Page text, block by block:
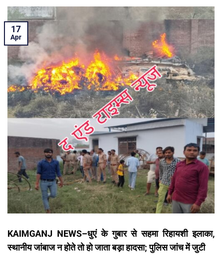
17
Apr
KAIMGANJ NEWS–धुएं के गुबार से सहमा रिहायशी इलाका,
स्थानीय जांबाज न होते तो हो जाता बड़ा हादसा; पुलिस जांच में जुटी